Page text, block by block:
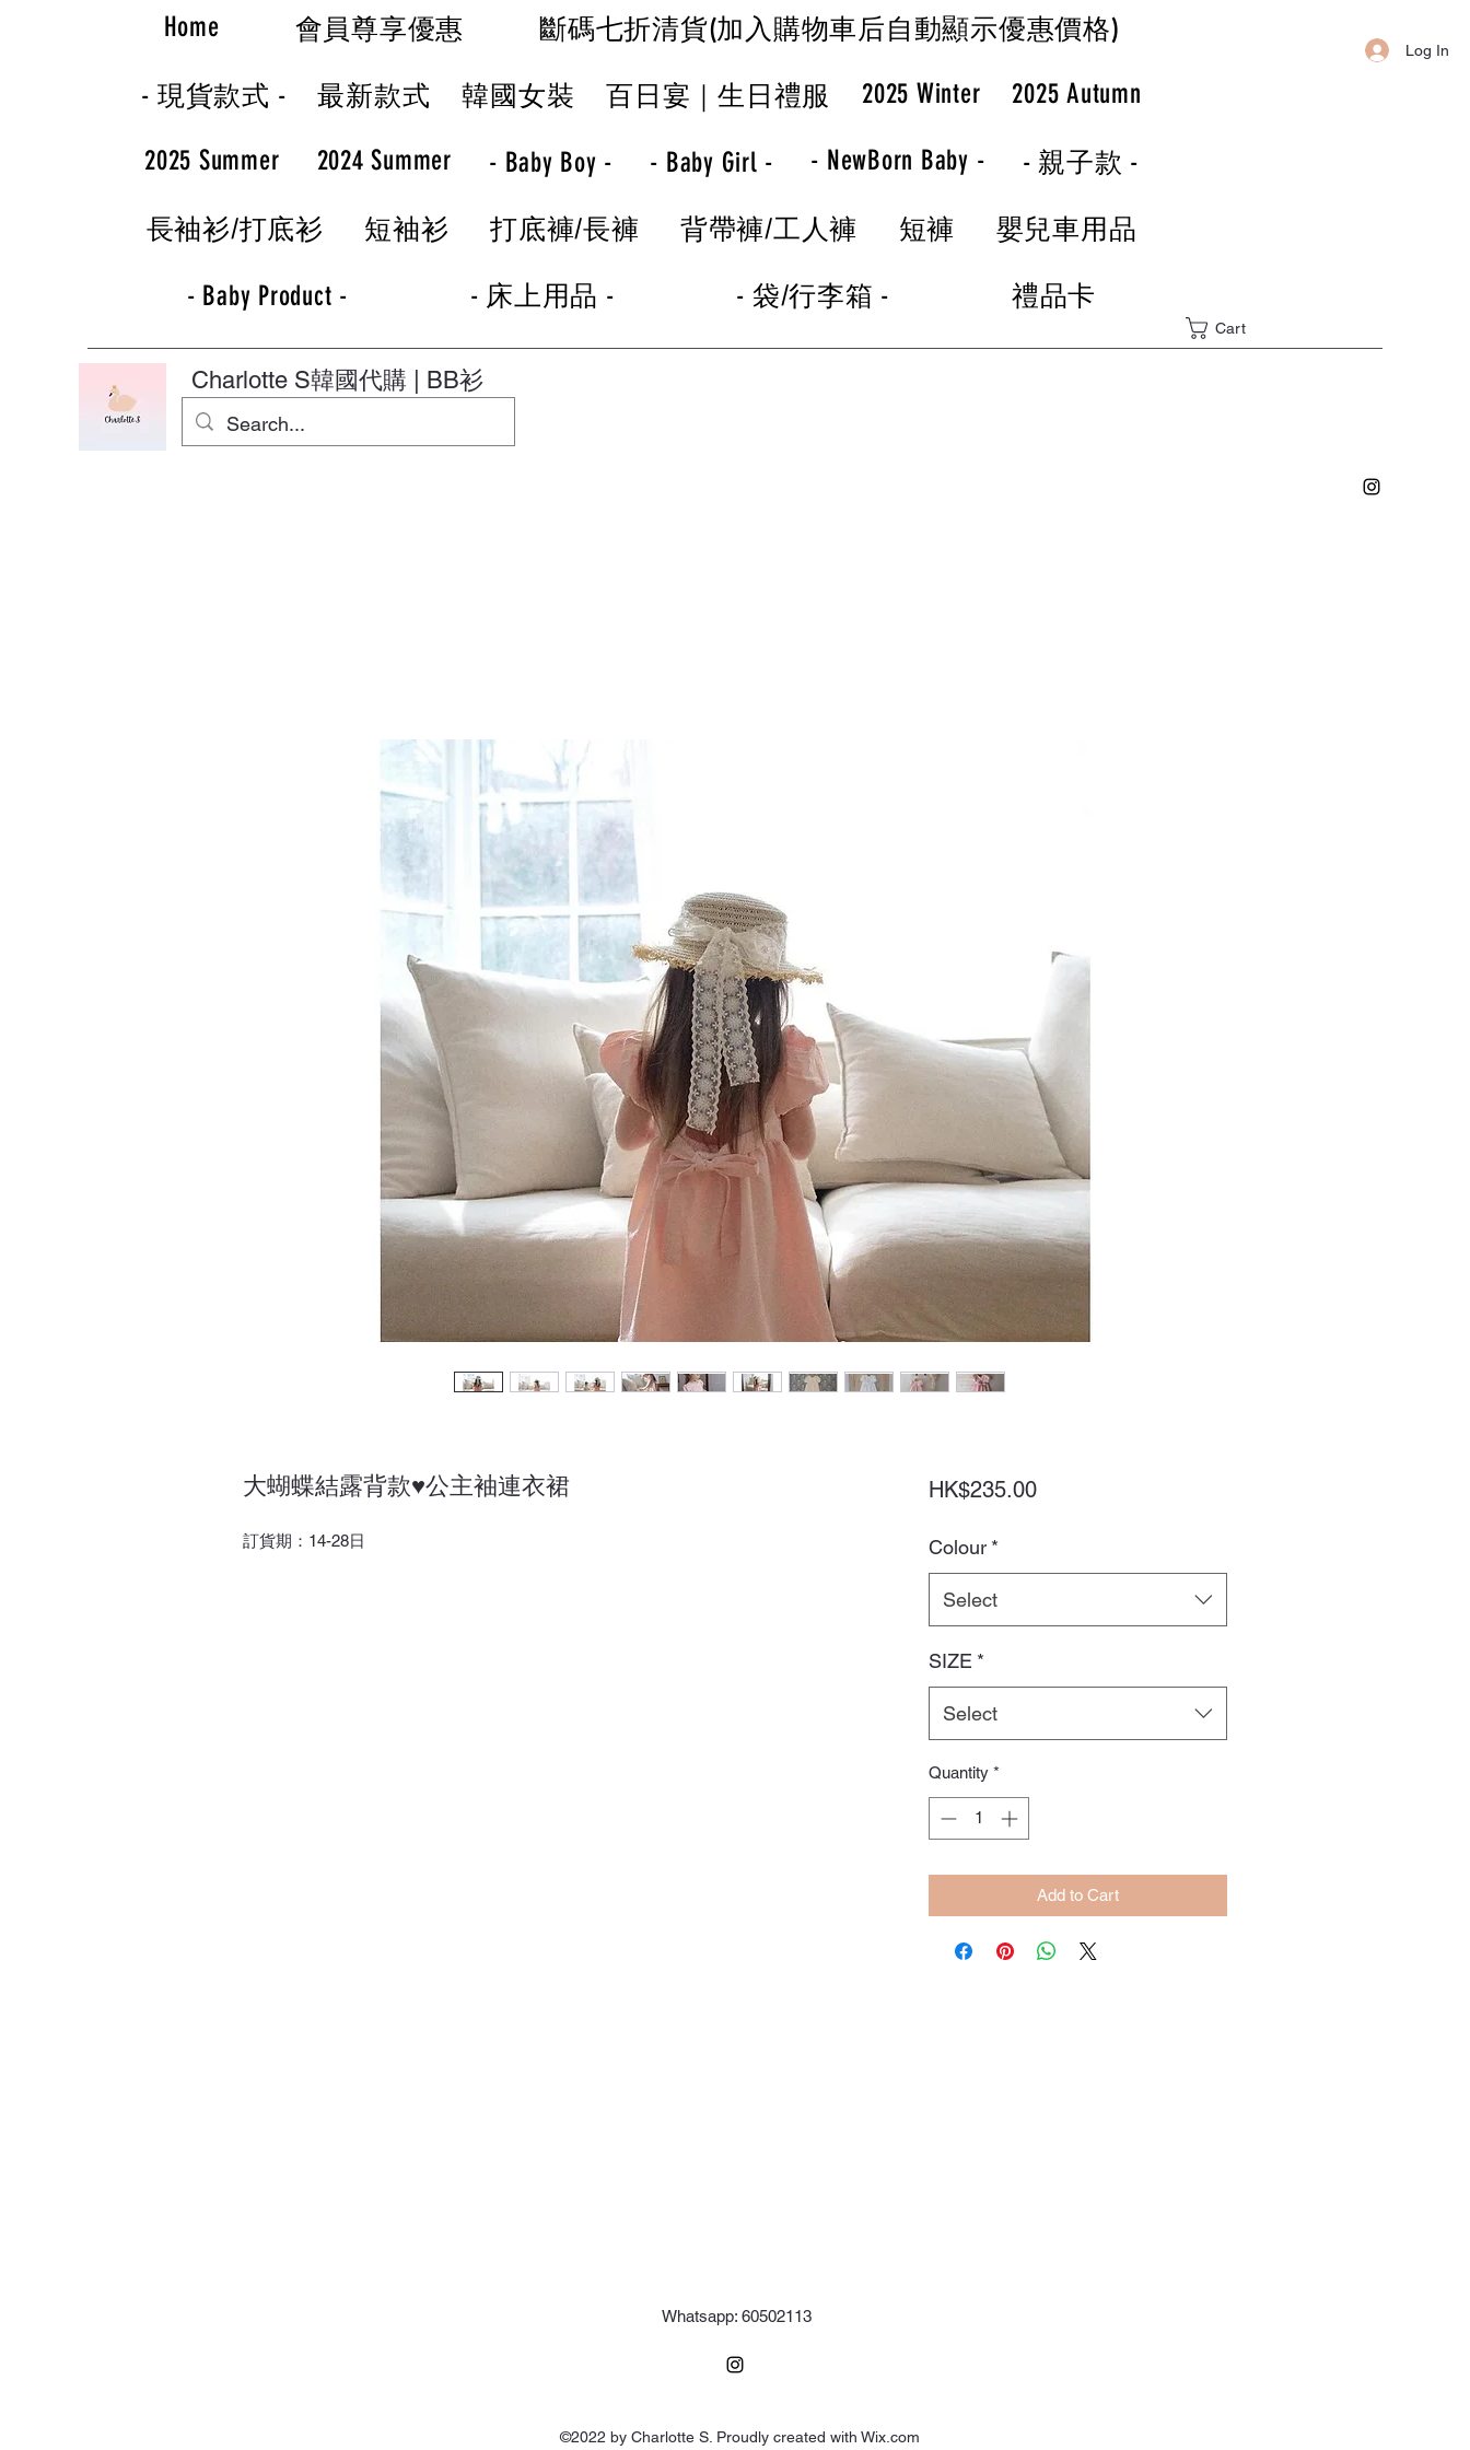
Log In
Home 會員尊享優惠 斷碼七折清貨(加入購物車后自動顯示優惠價格)
- 現貨款式 - 最新款式 韓國女裝 百日宴｜生日禮服 2025 Winter 2025 Autumn
2025 Summer 2024 Summer - Baby Boy - - Baby Girl - - NewBorn Baby - - 親子款 -
長袖衫/打底衫 短袖衫 打底褲/長褲 背帶褲/工人褲 短褲 嬰兒車用品
- Baby Product - - 床上用品 - - 袋/行李箱 - 禮品卡
Cart
Charlotte S韓國代購 | BB衫
大蝴蝶結露背款♥公主袖連衣裙
訂貨期：14-28日
HK$235.00Price
Colour *
Select
SIZE *
Select
Quantity *
Add to Cart
Whatsapp: 60502113
©2022 by Charlotte S. Proudly created with Wix.com